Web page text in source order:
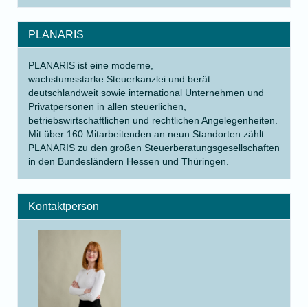
PLANARIS
PLANARIS ist eine moderne,
wachstumsstarke Steuerkanzlei und berät
deutschlandweit sowie international Unternehmen und
Privatpersonen in allen steuerlichen,
betriebswirtschaftlichen und rechtlichen Angelegenheiten.
Mit über 160 Mitarbeitenden an neun Standorten zählt
PLANARIS zu den großen Steuerberatungsgesellschaften
in den Bundesländern Hessen und Thüringen.
Kontaktperson